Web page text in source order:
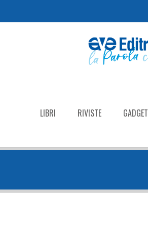
LIBRI RIVISTE GADGET